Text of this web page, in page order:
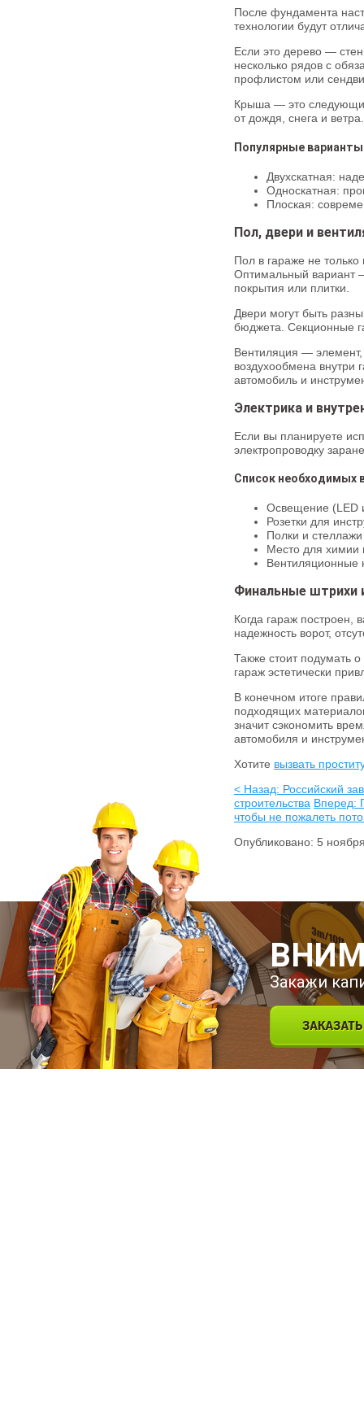
После фундамента
технологии будут
Если это дерево —
несколько рядов с
профлистом или
Крыша — это
от дождя, снега и
Популярные
Двухскатная:
Односкатная:
Плоская:
Пол, двери и
Пол в гараже не только
Оптимальный вариант
покрытия или плитки.
Двери могут быть
бюджета. Секционные
Вентиляция — элемент,
воздухообмена внутри
автомобиль и
Электрика и
Если вы планируете
электропроводку
Список необходимых
Освещение (LED
Розетки для
Полки и
Место для химии
Вентиляционные
Финальные штрихи
Когда гараж построен,
надежность ворот,
Также стоит подумать
гараж эстетически
В конечном итоге
подходящих
значит сэкономить
автомобиля и
Хотите вызвать
< Назад: Российский
строительства Вперед:
чтобы не пожалеть
Опубликовано: 5
Закажи